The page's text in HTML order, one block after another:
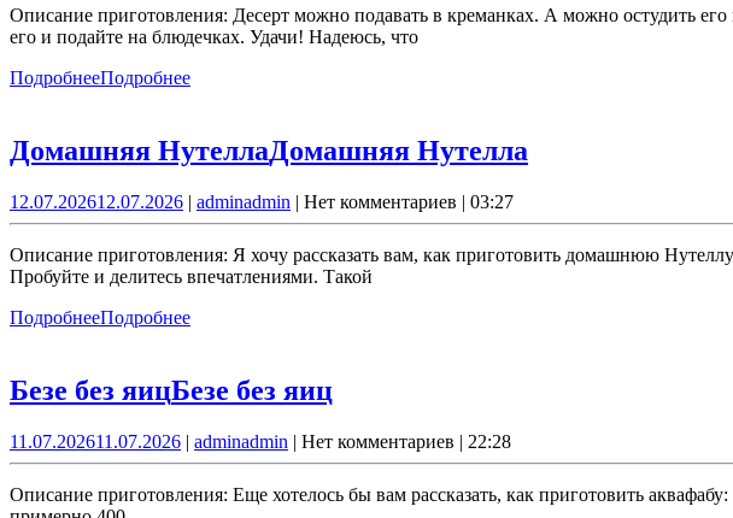
Описание приготовления: Десерт можно подавать в креманках. А можно остудить
его и подайте на блюдечках. Удачи! Надеюсь, что
ПодробнееПодробнее
Домашняя НутеллаДомашняя Нутелла
12.07.202612.07.2026 | adminadmin | Нет комментариев | 03:27
Описание приготовления: Я хочу рассказать вам, как приготовить домашнюю
Пробуйте и делитесь впечатлениями. Такой
ПодробнееПодробнее
Безе без яицБезе без яиц
11.07.202611.07.2026 | adminadmin | Нет комментариев | 22:28
Описание приготовления: Еще хотелось бы вам рассказать, как приготовить